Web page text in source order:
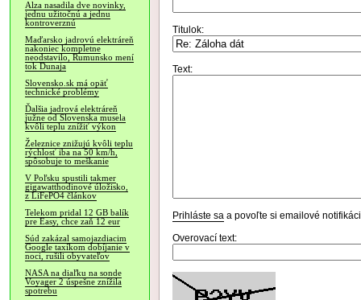
Alza nasadila dve novinky,
jednu užitočnú a jednu
kontroverznú
Maďarsko jadrovú elektráreň
nakoniec kompletne
neodstavilo, Rumunsko mení
tok Dunaja
Slovensko.sk má opäť
technické problémy
Ďalšia jadrová elektráreň
južne od Slovenska musela
kvôli teplu znížiť výkon
Železnice znižujú kvôli teplu
rýchlosť iba na 50 km/h,
spôsobuje to meškanie
V Poľsku spustili takmer
gigawatthodinové úložisko,
z LiFePO4 článkov
Telekom pridal 12 GB balík
pre Easy, chce zaň 12 eur
Súd zakázal samojazdiacim
Google taxíkom dobíjanie v
noci, rušili obyvateľov
NASA na diaľku na sonde
Voyager 2 úspešne znížila
spotrebu
Titulok:
Text:
Prihláste sa a povoľte si emailové
Overovací text: